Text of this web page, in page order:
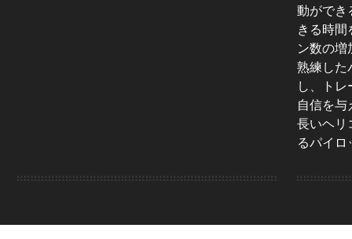
動ができ
きる時間
ン数の増
熟練した
し、ト
自信を与
長いヘリ
るパイロ